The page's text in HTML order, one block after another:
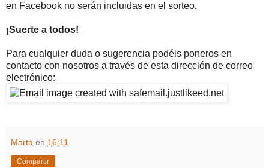
en Facebook no serán incluidas en el sorteo.
¡Suerte a todos!
Para cualquier duda o sugerencia podéis poneros en
contacto con nosotros a través de esta dirección de correo
electrónico:
Marta en 16:11
Compartir